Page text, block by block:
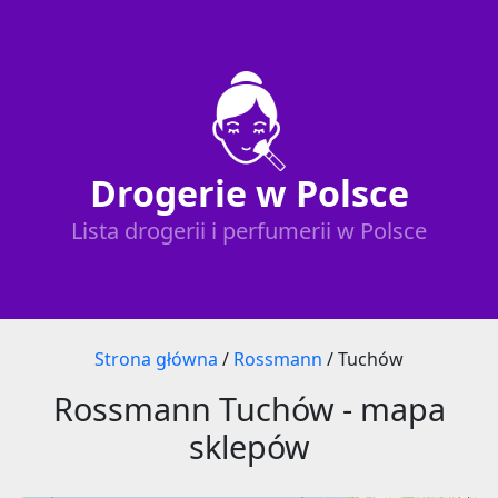
Drogerie w Polsce
Lista drogerii i perfumerii w Polsce
Strona główna / Rossmann /Tuchów
Rossmann Tuchów - mapa
sklepów